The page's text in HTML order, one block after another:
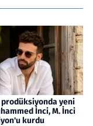
prodüksiyonda yeni
İnci, M. İnci
kurdu